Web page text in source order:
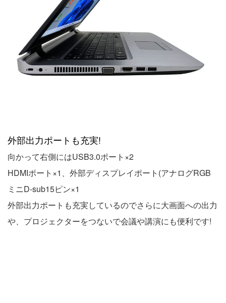
外部出力ポートも充実!
向かって右側にはUSB3.0ポート×2
HDMIポート×1、外部ディスプレイポート(アナログRGB
ミニD-sub15ピン×1
外部出力ポートも充実しているのでさらに大画面への出力
や、プロジェクターをつないで会議や講演にも便利です!